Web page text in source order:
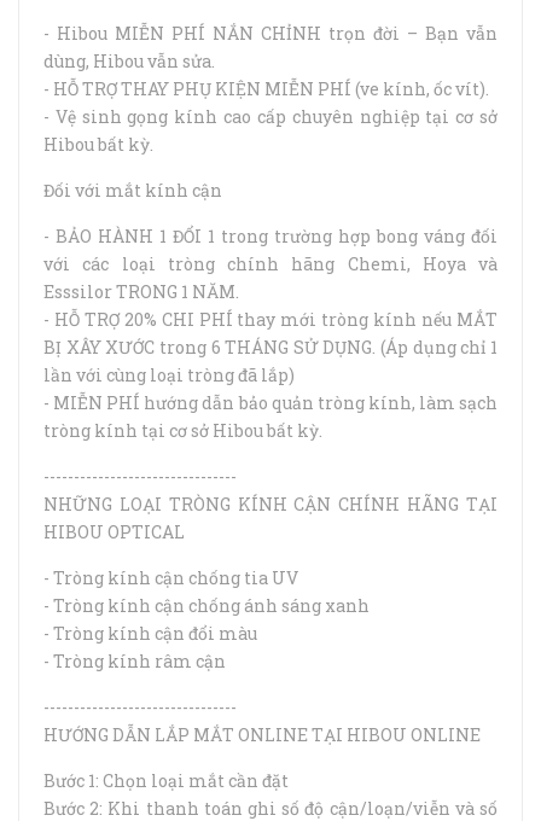
- Hibou MIỄN PHÍ NẮN CHỈNH trọn đời – Bạn vẫn
dùng, Hibou vẫn sửa.
- HỖ TRỢ THAY PHỤ KIỆN MIỄN PHÍ (ve kính, ốc vít).
- Vệ sinh gọng kính cao cấp chuyên nghiệp tại cơ sở
Hibou bất kỳ.
Đối với mắt kính cận
- BẢO HÀNH 1 ĐỔI 1 trong trường hợp bong váng đối
với các loại tròng chính hãng Chemi, Hoya và
Esssilor TRONG 1 NĂM.
- HỖ TRỢ 20% CHI PHÍ thay mới tròng kính nếu MẮT
BỊ XÂY XƯỚC trong 6 THÁNG SỬ DỤNG. (Áp dụng chỉ 1
lần với cùng loại tròng đã lắp)
- MIỄN PHÍ hướng dẫn bảo quản tròng kính, làm sạch
tròng kính tại cơ sở Hibou bất kỳ.
--------------------------------
NHỮNG LOẠI TRÒNG KÍNH CẬN CHÍNH HÃNG TẠI
HIBOU OPTICAL
- Tròng kính cận chống tia UV
- Tròng kính cận chống ánh sáng xanh
- Tròng kính cận đổi màu
- Tròng kính râm cận
--------------------------------
HƯỚNG DẪN LẮP MẮT ONLINE TẠI HIBOU ONLINE
Bước 1: Chọn loại mắt cần đặt
Bước 2: Khi thanh toán ghi số độ cận/loạn/viễn và số